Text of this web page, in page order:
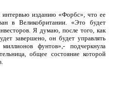
интервью изданию «Форбс», что ее
в Великобритании. «Это будет
Я думаю, после того, как
завершено, он будет управлять
фунтов»,- подчеркнула
общее состояние которой